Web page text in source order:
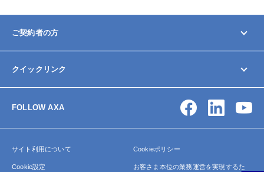
ご契約者の方
契約内容の変更/確認
お手続きガイド
保険金・給付金の請求
クイックリンク
アクサ生命について
FOLLOW AXA
サイト利用について Cookieポリシー
Cookie設定 お客さま本位の業務運営を実現するた